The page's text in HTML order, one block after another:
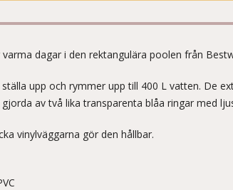
varma dagar i den rektangulära poolen från
upp och rymmer upp till 400 L vatten. De
av två lika transparenta blåa ringar med
vinylväggarna gör den hållbar.